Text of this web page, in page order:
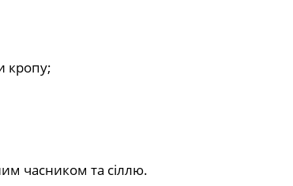
кропу;
часником та сіллю.